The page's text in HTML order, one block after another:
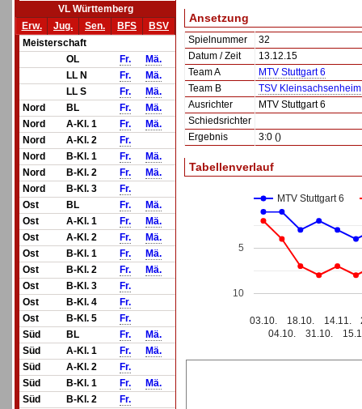
VL Württemberg
Erw.
Jug. Sen. BFS
BSV
Meisterschaft
OL
Fr.
Mä.
LL N
Fr.
Mä.
LL S
Fr.
Mä.
Nord
BL Fr.
Mä.
Nord
A-Kl. 1 Fr.
Mä.
Nord
A-Kl. 2
Fr.
Nord
B-Kl. 1 Fr.
Mä.
Nord
B-Kl. 2 Fr.
Mä.
Nord
B-Kl. 3
Fr.
Ost
BL Fr.
Mä.
Ost
A-Kl. 1 Fr.
Mä.
Ost
A-Kl. 2 Fr.
Mä.
Ost
B-Kl. 1 Fr.
Mä.
Ost
B-Kl. 2 Fr.
Mä.
Ost
B-Kl. 3
Fr.
Ost
B-Kl. 4
Fr.
Ost
B-Kl. 5
Fr.
Süd
BL Fr.
Mä.
Süd
A-Kl. 1 Fr.
Mä.
Süd
A-Kl. 2
Fr.
Süd
B-Kl. 1 Fr.
Mä.
Süd
B-Kl. 2
Fr.
Ansetzung
Spielnummer
32
Datum / Zeit
13.12.15
Team A
MTV Stuttgart 6
Team B
TSV
Ausrichter
MTV Stuttgart 6
Schiedsrichter
Ergebnis
3:0 ()
Tabellenverlauf
MTV Stuttgart 6
03.10.
04.10.
18.10.
31.10.
14.11.
5
10